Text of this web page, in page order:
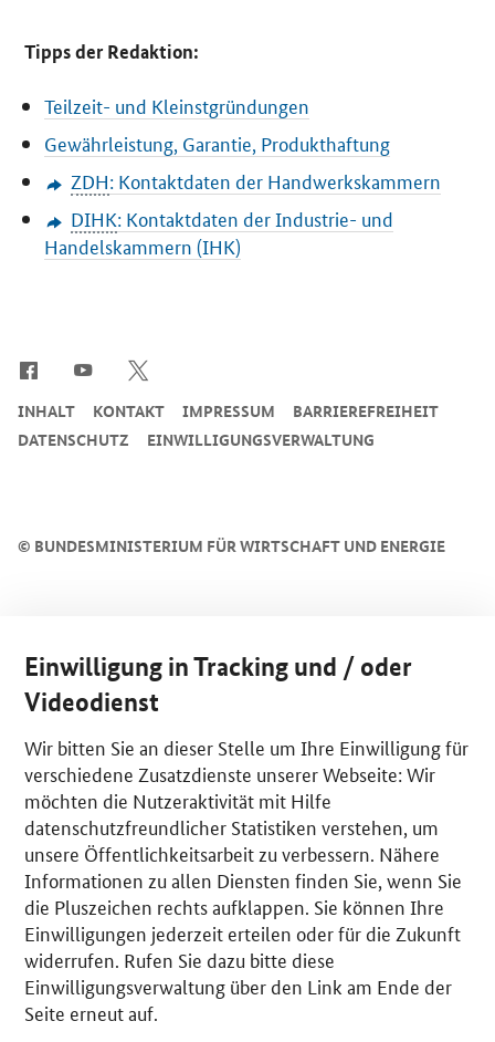
Tipps der Redaktion:
Teilzeit- und Kleinstgründungen
Gewährleistung, Garantie, Produkthaftung
ZDH: Kontaktdaten der Handwerkskammern
DIHK: Kontaktdaten der Industrie- und
Handelskammern (IHK)
© BUNDESMINISTERIUM FÜR WIRTSCHAFT UND ENERGIE
INHALT KONTAKT IMPRESSUM
BARRIEREFREIHEIT
DATENSCHUTZ
EINWILLIGUNGSVERWALTUNG
Einwilligung in Tracking und / oder
Videodienst
Wir bitten Sie an dieser Stelle um Ihre Einwilligung für
verschiedene Zusatzdienste unserer Webseite: Wir
möchten die Nutzeraktivität mit Hilfe
datenschutzfreundlicher Statistiken verstehen, um
unsere Öffentlichkeitsarbeit zu verbessern. Nähere
Informationen zu allen Diensten finden Sie, wenn Sie
die Pluszeichen rechts aufklappen. Sie können Ihre
Einwilligungen jederzeit erteilen oder für die Zukunft
widerrufen. Rufen Sie dazu bitte diese
Einwilligungsverwaltung über den Link am Ende der
Seite erneut auf.